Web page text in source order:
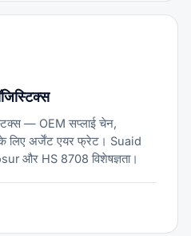
— OEM सप्लाई चेन,
लिए अर्जेंट एयर फ्रेट। Suaid
और HS 8708 विशेषज्ञता।